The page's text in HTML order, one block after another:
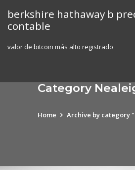
content
berkshire hathaway b
contable
valor de bitcoin más alto registrado
Category
Home Archive by category